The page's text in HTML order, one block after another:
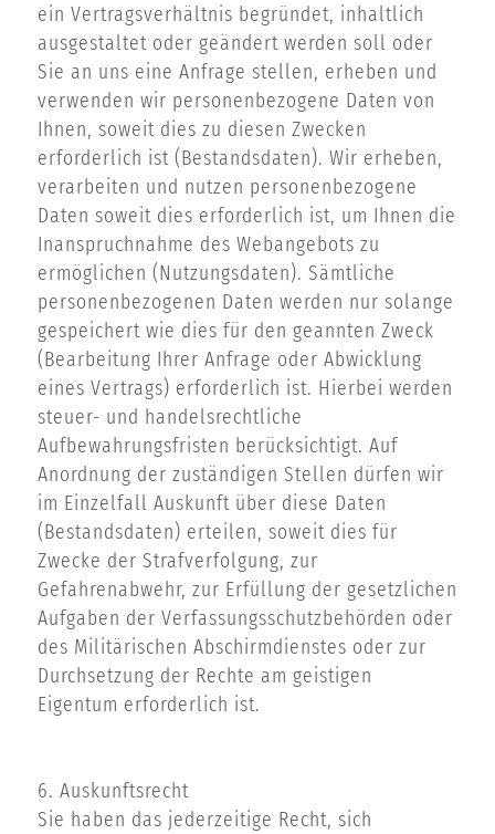
ein Vertragsverhältnis begründet, inhaltlich
ausgestaltet oder geändert werden soll oder
Sie an uns eine Anfrage stellen, erheben und
verwenden wir personenbezogene Daten von
Ihnen, soweit dies zu diesen Zwecken
erforderlich ist (Bestandsdaten). Wir erheben,
verarbeiten und nutzen personenbezogene
Daten soweit dies erforderlich ist, um Ihnen die
Inanspruchnahme des Webangebots zu
ermöglichen (Nutzungsdaten). Sämtliche
personenbezogenen Daten werden nur solange
gespeichert wie dies für den geannten Zweck
(Bearbeitung Ihrer Anfrage oder Abwicklung
eines Vertrags) erforderlich ist. Hierbei werden
steuer- und handelsrechtliche
Aufbewahrungsfristen berücksichtigt. Auf
Anordnung der zuständigen Stellen dürfen wir
im Einzelfall Auskunft über diese Daten
(Bestandsdaten) erteilen, soweit dies für
Zwecke der Strafverfolgung, zur
Gefahrenabwehr, zur Erfüllung der gesetzlichen
Aufgaben der Verfassungsschutzbehörden oder
des Militärischen Abschirmdienstes oder zur
Durchsetzung der Rechte am geistigen
Eigentum erforderlich ist.
6. Auskunftsrecht
Sie haben das jederzeitige Recht, sich